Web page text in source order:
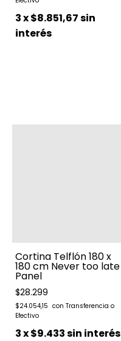
3x$8.851,67sin
interés
Cortina Telflón 180 x
180 cm Never too late
Panel
$28.299
$24.054,15
3x$9.433sin interés